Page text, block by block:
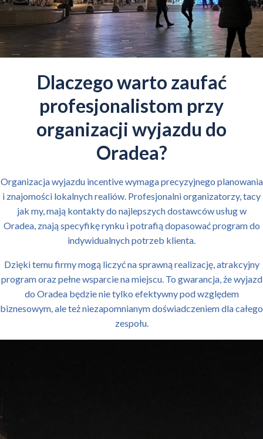
Dlaczego warto zaufać
profesjonalistom przy
organizacji wyjazdu do
Oradea?
Organizacja wyjazdu incentive wymaga precyzyjnego planowania
i znajomości lokalnych realiów. Profesjonalni organizatorzy, tacy
jak my, mają kontakty do najlepszych dostawców usług w
Oradea, znają specyfikę rynku i potrafią dopasować program do
indywidualnych potrzeb klienta.
Dzięki temu firmy mogą liczyć na sprawną realizację, atrakcyjny
program oraz pełne wsparcie na miejscu. To gwarancja, że wyjazd
do Oradea będzie nie tylko efektywny pod względem
biznesowym, ale też niezapomnianym doświadczeniem dla całego
zespołu.